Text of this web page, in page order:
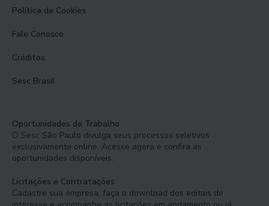
Política de Cookies
Fale Conosco
Créditos
Sesc Brasil
Oportunidades de Trabalho
O Sesc São Paulo divulga seus processos seletivos
exclusivamente online. Acesse agora e confira as
oportunidades disponíveis.
Licitações e Contratações
Cadastre sua empresa, faça o download dos editais de